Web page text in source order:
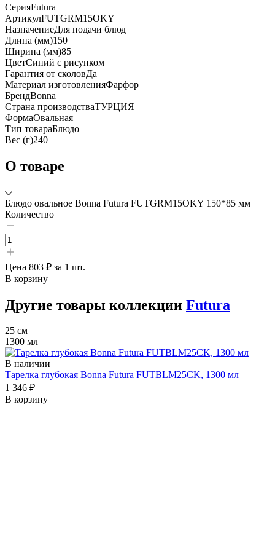
СерияFutura
АртикулFUTGRM15OKY
НазначениеДля подачи блюд
Длина (мм)150
Ширина (мм)85
ЦветСиний с рисунком
Гарантия от сколовДа
Материал изготовленияФарфор
БрендBonna
Страна производстваТУРЦИЯ
ФормаОвальная
Тип товараБлюдо
Вес (г)240
О товаре
Блюдо овальное Bonna Futura FUTGRM15OKY 150*85 мм
Количество
Цена 803 ₽ за 1 шт.
В корзину
Другие товары коллекции Futura
25 см
1300 мл
В наличии
Тарелка глубокая Bonna Futura FUTBLM25CK, 1300 мл
1 346 ₽
В корзину